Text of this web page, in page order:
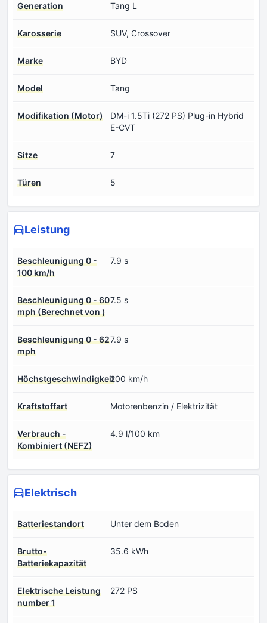
Generation Tang L
Karosserie SUV, Crossover
Marke BYD
Model Tang
Modifikation (Motor)
DM-i 1.5Ti (272 PS) Plug-in Hybrid
E-CVT
Sitze 7
Türen 5
Leistung
Beschleunigung 0 -
100 km/h
7.9 s
Beschleunigung 0 - 60
mph (Berechnet von )
7.5 s
Beschleunigung 0 - 62
mph
7.9 s
Höchstgeschwindigkeit200 km/h
Kraftstoffart Motorenbenzin / Elektrizität
Verbrauch -
Kombiniert (NEFZ)
4.9 l/100 km
Elektrisch
Batteriestandort Unter dem Boden
Brutto-
Batteriekapazität
35.6 kWh
Elektrische Leistung
number 1
272 PS